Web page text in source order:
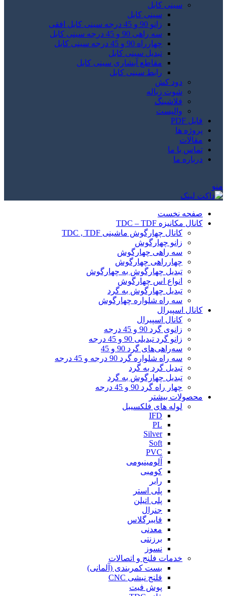
سینی کابل
سینی کابل
زانو 90 و 45 درجه سینی کابل افقی
سه راهی 90 و 45 درجه سینی کابل
چهارراه 90 و 45 درجه سینی کابل
تبدیل سینی کابل
مقاطع آبشاری سینی کابل
رابط سینی کابل
دود کش
شوت زباله
فلاشینگ
والپست
فایل PDF
پروژه ها
مقالات
تماس با ما
درباره ما
منو
صفحه نخست
کانال مکانیزه TDC – TDF
کانال چهارگوش ماشینی TDC , TDF
زانو چهارگوش
سه راهی چهارگوش
چهارراهی چهارگوش
تبدیل چهارگوش به چهارگوش
انواع اس چهارگوش
تبدیل چهارگوش به گرد
سه راه شلواره چهارگوش
کانال اسپیرال
کانال اسپیرال
زانوی گرد 90 و 45 درجه
زانو گرد تبدیلی 90 و 45 درجه
سه‌راهی‌های گرد 90 و 45
سه راه شلواره گرد 90 درجه و 45 درجه
تبدیل گرد به گرد
تبدیل چهارگوش به گرد
چهار راه گرد 90 و 45 درجه
محصولات بیشتر
لوله های فلکسیبل
IFD
PL
Silver
Soft
PVC
آلومینیومی
کومبی
رابر
پلی استر
پلی اتیلن
جنرال
فایبرگلاس
معدنی
برزنتی
نسوز
خدمات فلنج و اتصالات
بست کمربندی (آلمانی)
فلنج نبشی CNC
پوش فیت